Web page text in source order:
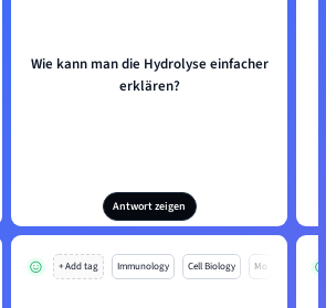
Wie kann man die Hydrolyse einfacher
erklären?
Antwort zeigen
+ Add tag Immunology Cell Biology Mo